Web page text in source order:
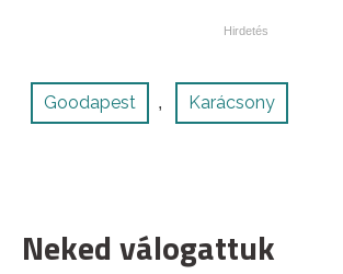
Goodapest , Karácsony
Neked válogattuk